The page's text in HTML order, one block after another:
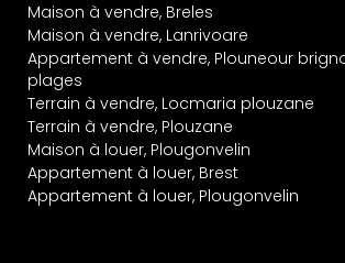
Maison à vendre, Breles
Maison à vendre, Lanrivoare
Appartement à vendre, Plouneour
plages
Terrain à vendre, Locmaria plouzane
Terrain à vendre, Plouzane
Maison à louer, Plougonvelin
Appartement à louer, Brest
Appartement à louer, Plougonvelin